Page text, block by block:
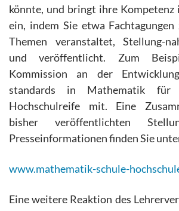
könnte, und bringt ihre Kompetenz
ein, indem Sie etwa Fachtagungen
Themen veranstaltet, Stellung-
und veröffentlicht. Zum
Kommission an der
standards in Mathematik für
Hochschulreife mit. Eine
bisher veröffentlichten
Presseinformationen finden Sie
www.mathematik-schule-
Eine weitere Reaktion des